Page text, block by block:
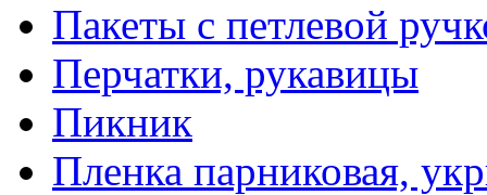
Пакеты с петлевой
Перчатки, рукавицы
Пикник
Пленка парниковая,